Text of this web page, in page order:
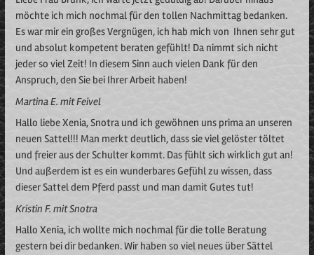
möchte ich mich nochmal für den tollen Nachmittag bedanken.
Es war mir ein großes Vergnügen, ich hab mich von Ihnen sehr gut
und absolut kompetent beraten gefühlt! Da nimmt sich nicht
jeder so viel Zeit! In diesem Sinn auch vielen Dank für den
Anspruch, den Sie bei Ihrer Arbeit haben!
Martina E. mit Feivel
Hallo liebe Xenia, Snotra und ich gewöhnen uns prima an unseren
neuen Sattel!!! Man merkt deutlich, dass sie viel gelöster töltet
und freier aus der Schulter kommt. Das fühlt sich wirklich gut an!
Und außerdem ist es ein wunderbares Gefühl zu wissen, dass
dieser Sattel dem Pferd passt und man damit Gutes tut!
Kristin F. mit Snotra
Hallo Xenia, ich wollte mich nochmal für die tolle Beratung
gestern bei dir bedanken. Wir haben so viel neues über Sättel